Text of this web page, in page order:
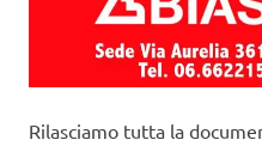
Rilasciamo tutta la